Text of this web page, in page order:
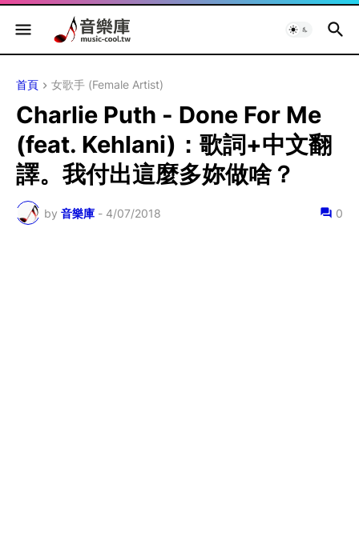
首頁 女歌手 (Female Artist)
Charlie Puth - Done For Me
(feat. Kehlani)：歌詞+中文翻
譯。我付出這麼多妳做啥？
by 音樂庫 - 4/07/2018 0